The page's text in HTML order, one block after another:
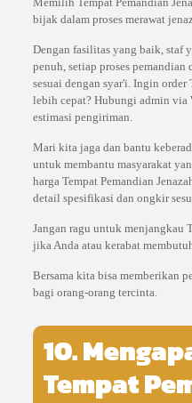
bijak dalam proses merawat
Dengan fasilitas yang baik, staf
penuh, setiap proses
sesuai dengan syar'i. Ingin order
lebih cepat? Hubungi admin via
estimasi pengiriman.
Mari kita jaga dan bantu
untuk membantu masyarakat
harga Tempat Pemandian
detail spesifikasi dan ongkir
Jangan ragu untuk menjangkau
jika Anda atau kerabat
Bersama kita bisa memberikan
bagi orang-orang tercinta.
10.
Tempat